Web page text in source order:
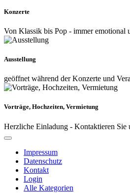
Konzerte
Von Klassik bis Pop - immer emotional
Ausstellung
geöffnet während der Konzerte und
Vorträge, Hochzeiten, Vermietung
Herzliche Einladung - Kontaktieren Sie
Impressum
Datenschutz
Kontakt
Login
Alle Kategorien